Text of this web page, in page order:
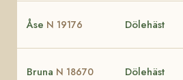
Åse N 19176 Dölehäst
Bruna N 18670 Dölehäst